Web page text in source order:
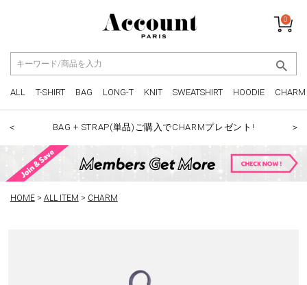
0
ALL T-SHIRT BAG LONG-T KNIT SWEATSHIRT HOODIE CHARM
＜ BAG + STRAP(単品)ご購入でCHARMプレゼント! ＞
HOME ALL ITEM CHARM